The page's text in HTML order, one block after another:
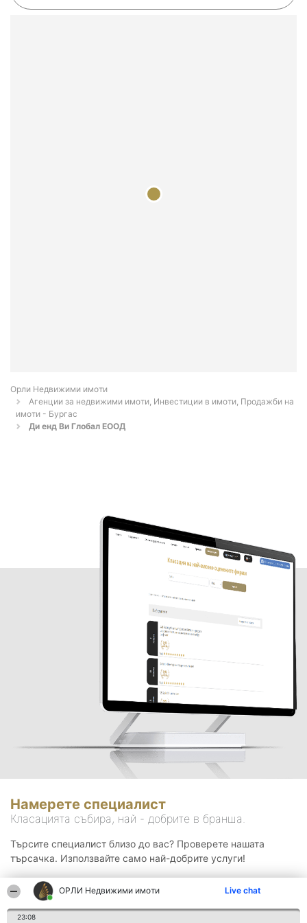
ОРЛИ Недвижими имоти Live chat
23:08
Орли Недвижими имоти
Агенции за недвижими имоти, Инвестиции в имоти, Продажби на
имоти - Бургас
Ди енд Ви Глобал ЕООД
Намерете специалист
Класацията събира, най - добрите в бранша.
Търсите специалист близо до вас? Проверете нашата
търсачка. Използвайте само най-добрите услуги!